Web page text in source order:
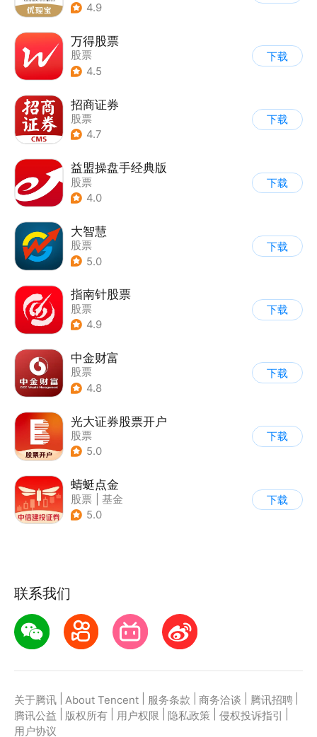
4.9
万得股票
股票
4.5
下载
招商证券
股票
4.7
下载
益盟操盘手经典版
股票
4.0
下载
大智慧
股票
5.0
下载
指南针股票
股票
4.9
下载
中金财富
股票
4.8
下载
光大证券股票开户
股票
5.0
下载
蜻蜓点金
股票
基金
5.0
下载
联系我们
关于腾讯 About Tencent 服务条款 商务洽谈 腾讯招聘
腾讯公益
版权所有 用户权限 隐私政策 侵权投诉指引
用户协议